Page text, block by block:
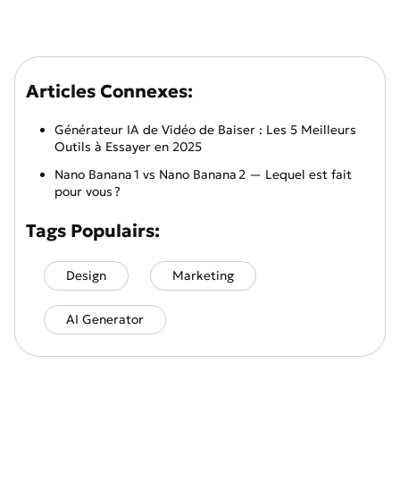
Articles Connexes:
Générateur IA de Vidéo de Baiser : Les 5 Meilleurs
Outils à Essayer en 2025
Nano Banana 1 vs Nano Banana 2 — Lequel est fait
pour vous ?
Tags Populairs:
Design Marketing
AI Generator